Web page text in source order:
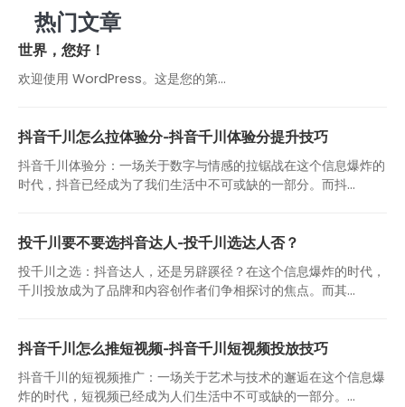
热门文章
世界，您好！
欢迎使用 WordPress。这是您的第…
抖音千川怎么拉体验分-抖音千川体验分提升技巧
抖音千川体验分：一场关于数字与情感的拉锯战在这个信息爆炸的
时代，抖音已经成为了我们生活中不可或缺的一部分。而抖...
投千川要不要选抖音达人-投千川选达人否？
投千川之选：抖音达人，还是另辟蹊径？在这个信息爆炸的时代，
千川投放成为了品牌和内容创作者们争相探讨的焦点。而其...
抖音千川怎么推短视频-抖音千川短视频投放技巧
抖音千川的短视频推广：一场关于艺术与技术的邂逅在这个信息爆
炸的时代，短视频已经成为人们生活中不可或缺的一部分。...